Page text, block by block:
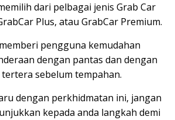
dari pelbagai jenis Grab Car
Plus, atau GrabCar Premium.
pengguna kemudahan
dengan pantas dan dengan
sebelum tempahan.
dengan perkhidmatan ini, jangan
kepada anda langkah demi